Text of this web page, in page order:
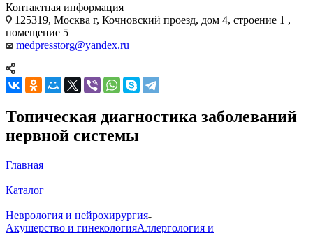
Контактная информация
125319, Москва г, Кочновский проезд, дом 4, строение 1 ,
помещение 5
medpresstorg@yandex.ru
Топическая диагностика заболеваний
нервной системы
Главная
—
Каталог
—
Неврология и нейрохирургия
Акушерство и гинекологияАллергология и